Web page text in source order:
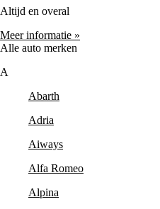
Altijd en overal
Meer informatie »
Alle auto merken
A
Abarth
Adria
Aiways
Alfa Romeo
Alpina